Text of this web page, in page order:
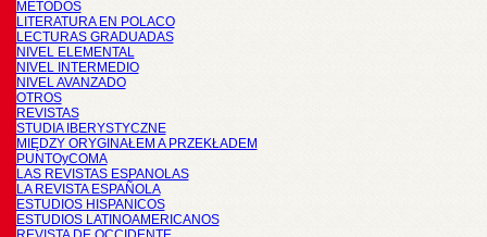
METODOS
LITERATURA EN POLACO
LECTURAS GRADUADAS
NIVEL ELEMENTAL
NIVEL INTERMEDIO
NIVEL AVANZADO
OTROS
REVISTAS
STUDIA IBERYSTYCZNE
MIĘDZY ORYGINAŁEM A PRZEKŁADEM
PUNTOyCOMA
LAS REVISTAS ESPANOLAS
LA REVISTA ESPAÑOLA
ESTUDIOS HISPANICOS
ESTUDIOS LATINOAMERICANOS